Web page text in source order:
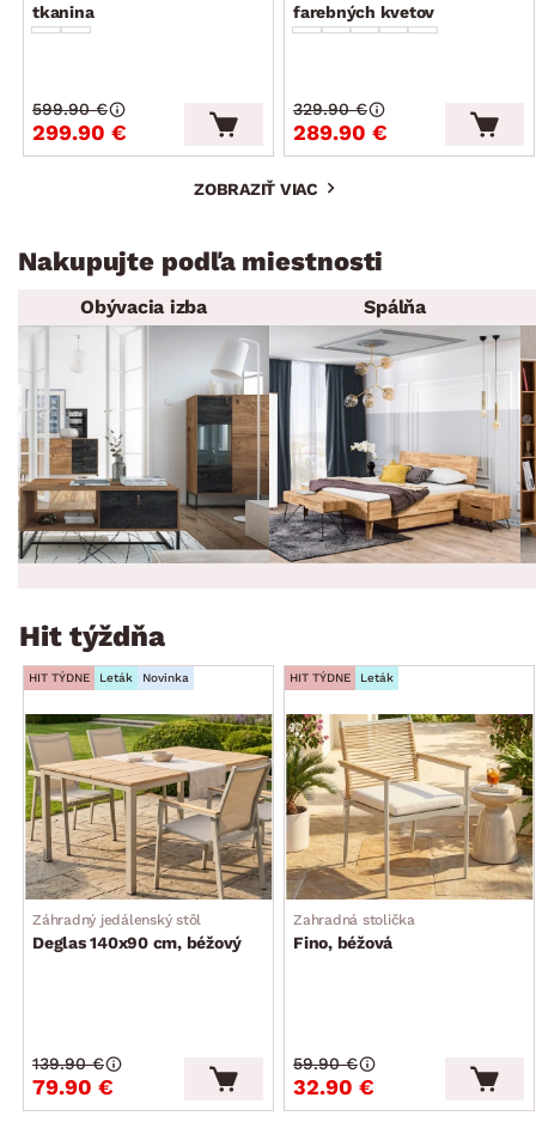
tkanina
299.90 €
599.90 €
farebných kvetov
289.90 €
329.90 €
ZOBRAZIŤ VIAC
Nakupujte podľa miestnosti
Obývacia izba Spálňa
Hit týždňa
HIT TÝDNE Leták Novinka
Záhradný jedálenský stôl
Deglas 140x90 cm, béžový
79.90 €
139.90 €
HIT TÝDNE Leták
Zahradná stolička
Fino, béžová
32.90 €
59.90 €